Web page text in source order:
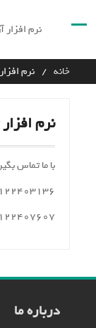
نرم افزار
خانه
نرم
نرم
با ما تماس
درباره ما